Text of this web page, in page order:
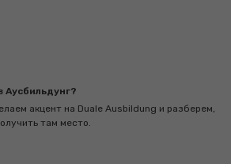
Аусбильдунг?
акцент на Duale Ausbildung и разберем,
там место.